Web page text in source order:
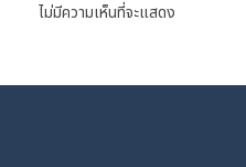
ไม่มีความเห็นที่จะแสดง